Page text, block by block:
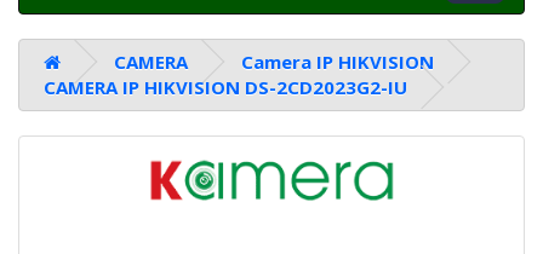
CAMERA
Camera IP HIKVISION
CAMERA IP HIKVISION DS-2CD2023G2-IU